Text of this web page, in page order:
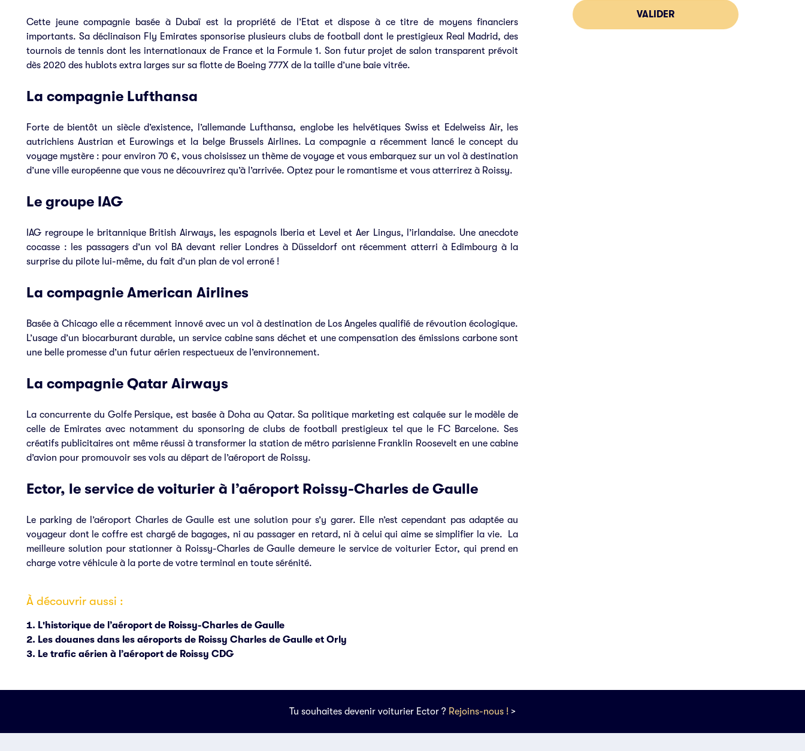
Cette jeune compagnie basée à Dubaï est la propriété de l’Etat et dispose à ce titre de moyens financiers
importants. Sa déclinaison Fly Emirates sponsorise plusieurs clubs de football dont le prestigieux Real Madrid, des
tournois de tennis dont les internationaux de France et la Formule 1. Son futur projet de salon transparent prévoit
dès 2020 des hublots extra larges sur sa flotte de Boeing 777X de la taille d’une baie vitrée.
La compagnie Lufthansa
Forte de bientôt un siècle d’existence, l’allemande Lufthansa, englobe les helvétiques Swiss et Edelweiss Air, les
autrichiens Austrian et Eurowings et la belge Brussels Airlines. La compagnie a récemment lancé le concept du
voyage mystère : pour environ 70 €, vous choisissez un thème de voyage et vous embarquez sur un vol à destination
d’une ville européenne que vous ne découvrirez qu’à l’arrivée. Optez pour le romantisme et vous atterrirez à Roissy.
Le groupe IAG
IAG regroupe le britannique British Airways, les espagnols Iberia et Level et Aer Lingus, l’irlandaise. Une anecdote
cocasse : les passagers d’un vol BA devant relier Londres à Düsseldorf ont récemment atterri à Edimbourg à la
surprise du pilote lui-même, du fait d’un plan de vol erroné !
La compagnie American Airlines
Basée à Chicago elle a récemment innové avec un vol à destination de Los Angeles qualifié de révoution écologique.
L’usage d’un biocarburant durable, un service cabine sans déchet et une compensation des émissions carbone sont
une belle promesse d’un futur aérien respectueux de l’environnement.
La compagnie Qatar Airways
La concurrente du Golfe Persique, est basée à Doha au Qatar. Sa politique marketing est calquée sur le modèle de
celle de Emirates avec notamment du sponsoring de clubs de football prestigieux tel que le FC Barcelone. Ses
créatifs publicitaires ont même réussi à transformer la station de métro parisienne Franklin Roosevelt en une cabine
d’avion pour promouvoir ses vols au départ de l’aéroport de Roissy.
Ector, le service de voiturier à l’aéroport Roissy-Charles de Gaulle
Le parking de l’aéroport Charles de Gaulle est une solution pour s’y garer. Elle n’est cependant pas adaptée au
voyageur dont le coffre est chargé de bagages, ni au passager en retard, ni à celui qui aime se simplifier la vie. La
meilleure solution pour stationner à Roissy-Charles de Gaulle demeure le service de voiturier Ector, qui prend en
charge votre véhicule à la porte de votre terminal en toute sérénité.
À découvrir aussi :
L'historique de l’aéroport de Roissy-Charles de Gaulle
Les douanes dans les aéroports de Roissy Charles de Gaulle et Orly
Le trafic aérien à l’aéroport de Roissy CDG
VALIDER
Tu souhaites devenir voiturier Ector ? Rejoins-nous ! >